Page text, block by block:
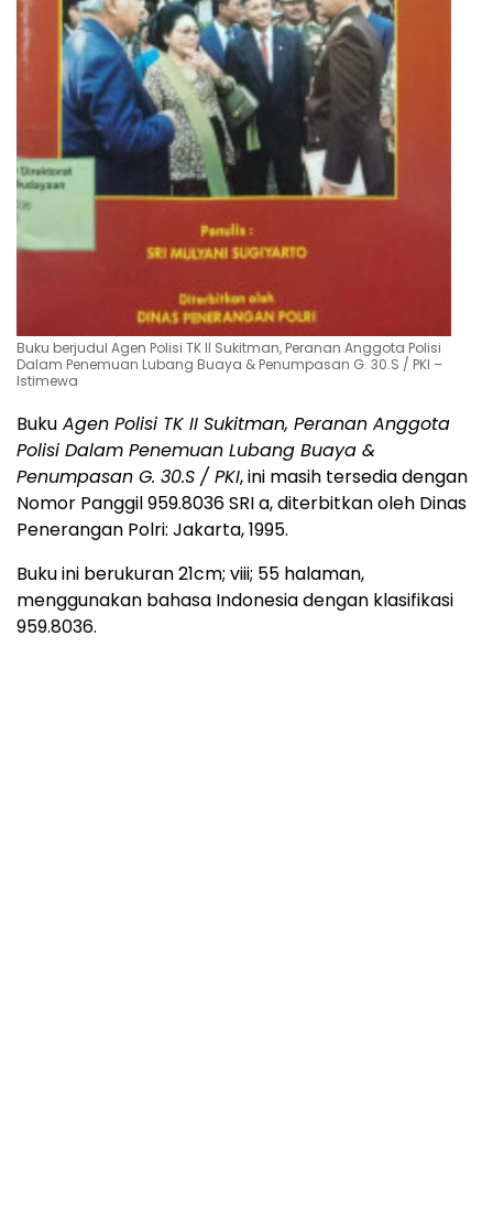
Buku berjudul Agen Polisi TK II Sukitman, Peranan Anggota Polisi
Dalam Penemuan Lubang Buaya & Penumpasan G. 30.S / PKI –
Istimewa
Buku Agen Polisi TK II Sukitman, Peranan Anggota
Polisi Dalam Penemuan Lubang Buaya &
Penumpasan G. 30.S / PKI, ini masih tersedia dengan
Nomor Panggil 959.8036 SRI a, diterbitkan oleh Dinas
Penerangan Polri: Jakarta, 1995.
Buku ini berukuran 21cm; viii; 55 halaman,
menggunakan bahasa Indonesia dengan klasifikasi
959.8036.